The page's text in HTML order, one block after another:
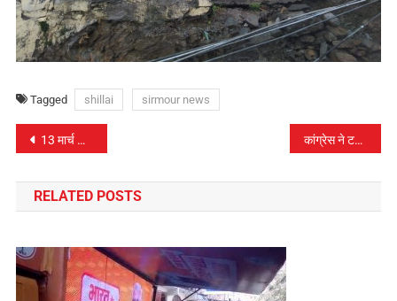
Tagged shillai sirmour news
पोस्ट
नेविगेशन
13 मार्च को बाली गाँव से कांग्रेस करेगी लोकसभा चुनाव का शंखनाद कांग्रेस ने टटोली बाली कोटी में जनता की नब्ज़ , निकला दर्द
RELATED POSTS